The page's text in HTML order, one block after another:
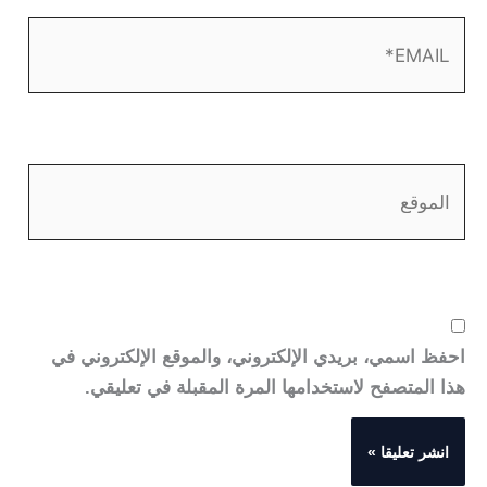
احفظ اسمي، بريدي الإلكتروني، والموقع الإلكتروني في
هذا المتصفح لاستخدامها المرة المقبلة في تعليقي.